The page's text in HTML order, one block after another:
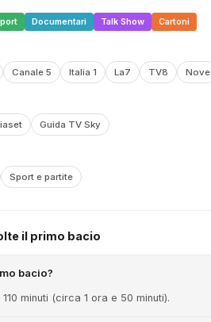
Documentari Talk Show Cartoni
Canale 5 Italia 1 La7 TV8 Nove
Guida TV Sky
Sport e partite
il primo bacio
bacio?
minuti (circa 1 ora e 50 minuti).